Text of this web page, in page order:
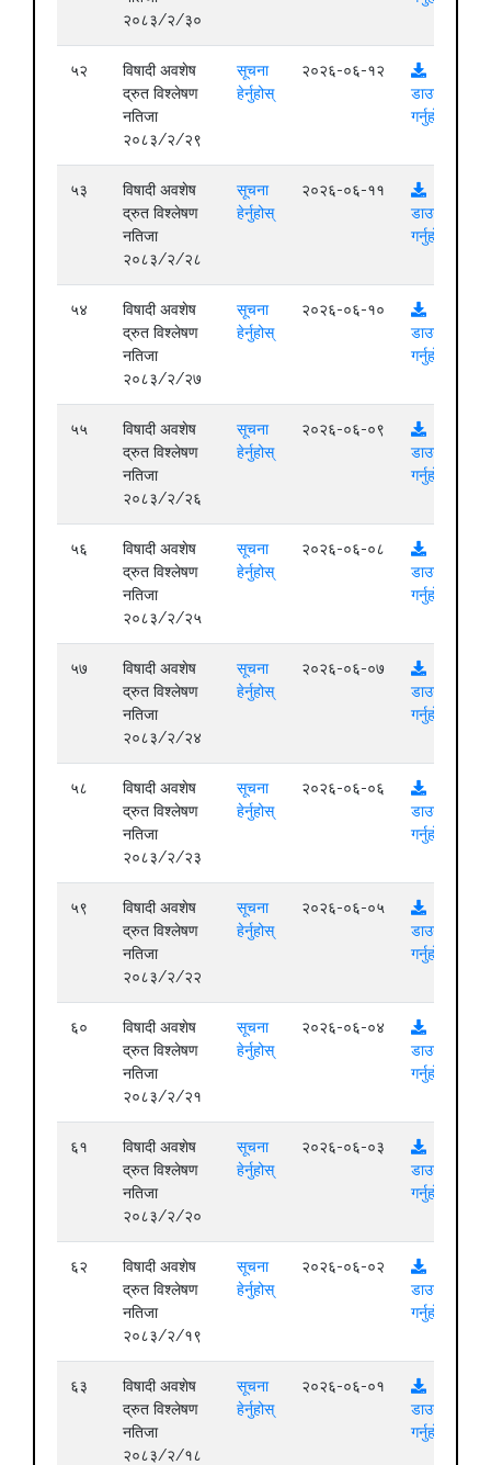
२०८३/२/३०
५२
विषादी अवशेष
द्रुत विश्लेषण
नतिजा
२०८३/२/२९
सूचना
हेर्नुहोस्
२०२६-०६-१२
डाउनलोड
गर्नुहोस्
५३
विषादी अवशेष
द्रुत विश्लेषण
नतिजा
२०८३/२/२८
सूचना
हेर्नुहोस्
२०२६-०६-११
डाउनलोड
गर्नुहोस्
५४
विषादी अवशेष
द्रुत विश्लेषण
नतिजा
२०८३/२/२७
सूचना
हेर्नुहोस्
२०२६-०६-१०
डाउनलोड
गर्नुहोस्
५५
विषादी अवशेष
द्रुत विश्लेषण
नतिजा
२०८३/२/२६
सूचना
हेर्नुहोस्
२०२६-०६-०९
डाउनलोड
गर्नुहोस्
५६
विषादी अवशेष
द्रुत विश्लेषण
नतिजा
२०८३/२/२५
सूचना
हेर्नुहोस्
२०२६-०६-०८
डाउनलोड
गर्नुहोस्
५७
विषादी अवशेष
द्रुत विश्लेषण
नतिजा
२०८३/२/२४
सूचना
हेर्नुहोस्
२०२६-०६-०७
डाउनलोड
गर्नुहोस्
५८
विषादी अवशेष
द्रुत विश्लेषण
नतिजा
२०८३/२/२३
सूचना
हेर्नुहोस्
२०२६-०६-०६
डाउनलोड
गर्नुहोस्
५९
विषादी अवशेष
द्रुत विश्लेषण
नतिजा
२०८३/२/२२
सूचना
हेर्नुहोस्
२०२६-०६-०५
डाउनलोड
गर्नुहोस्
६०
विषादी अवशेष
द्रुत विश्लेषण
नतिजा
२०८३/२/२१
सूचना
हेर्नुहोस्
२०२६-०६-०४
डाउनलोड
गर्नुहोस्
६१
विषादी अवशेष
द्रुत विश्लेषण
नतिजा
२०८३/२/२०
सूचना
हेर्नुहोस्
२०२६-०६-०३
डाउनलोड
गर्नुहोस्
६२
विषादी अवशेष
द्रुत विश्लेषण
नतिजा
२०८३/२/१९
सूचना
हेर्नुहोस्
२०२६-०६-०२
डाउनलोड
गर्नुहोस्
६३
विषादी अवशेष
द्रुत विश्लेषण
नतिजा
२०८३/२/१८
सूचना
हेर्नुहोस्
२०२६-०६-०१
डाउनलोड
गर्नुहोस्